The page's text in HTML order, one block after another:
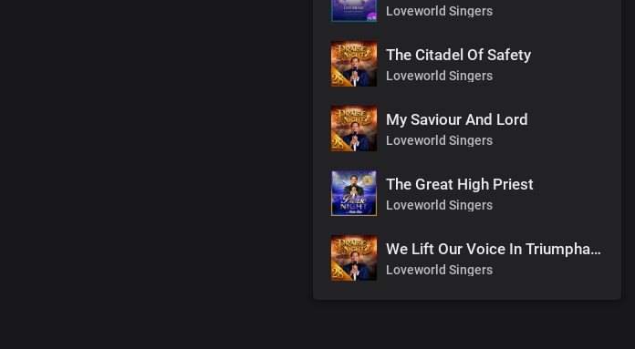
Loveworld Singers
The Citadel Of Safety
Loveworld Singers
My Saviour And Lord
Loveworld Singers
The Great High Priest
Loveworld Singers
We Lift Our Voice In Triumphant Songs
Loveworld Singers